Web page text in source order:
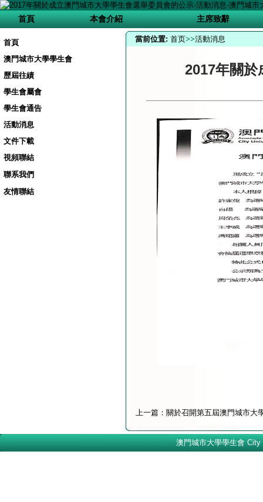
首頁 本會介紹 主席致辭
首頁
澳門城市大學學生會
歷屆往績
學生會屬會
學生會通告
活動消息
文件下載
視頻聯結
聯系我們
友情聯結
當前位置: 首页>>活動消息
2017年關於
上一篇： 關於召開第五屆澳門城市大
澳門城市大學學生會